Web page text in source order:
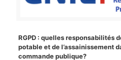
RGPD : quelles responsabilités
potable et de l’assainissement
commande publique?